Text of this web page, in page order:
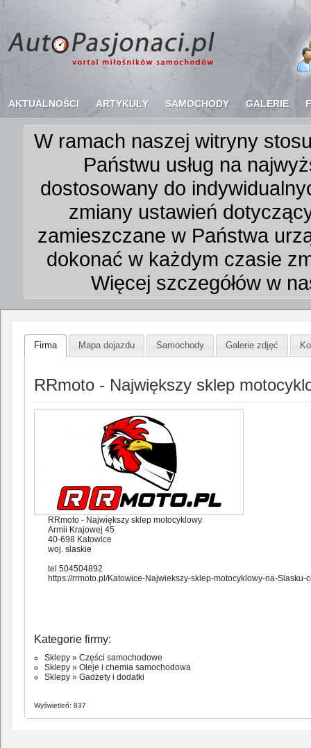
AKTUALNOŚCI ARTYKUŁY SAMOCHODY GALERIE
W ramach naszej witryny
Państwu usług na
dostosowany do
zmiany ustawień
zamieszczane w Państwa
dokonać w każdym czasie
Więcej szczegółów w
Firma Mapa dojazdu Samochody Galerie zdjęć
RRmoto - Największy sklep
RRmoto - Największy sklep motocyklowy
Armii Krajowej 45
40-698 Katowice
woj. slaskie
tel 504504892
https://rrmoto.pl/Katowice-Najwiekszy-sklep-motocyklowy-na-Slasku-
Kategorie firmy:
Sklepy» Części samochodowe
Sklepy» Oleje i chemia samochodowa
Sklepy» Gadżety i dodatki
Wyświetleń: 837